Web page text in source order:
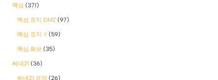
맥심 (371)
맥심 표지 DMZ (97)
맥심 표지 Y (59)
맥심 화보 (35)
씨네21 (36)
씨네21 표지 (26)